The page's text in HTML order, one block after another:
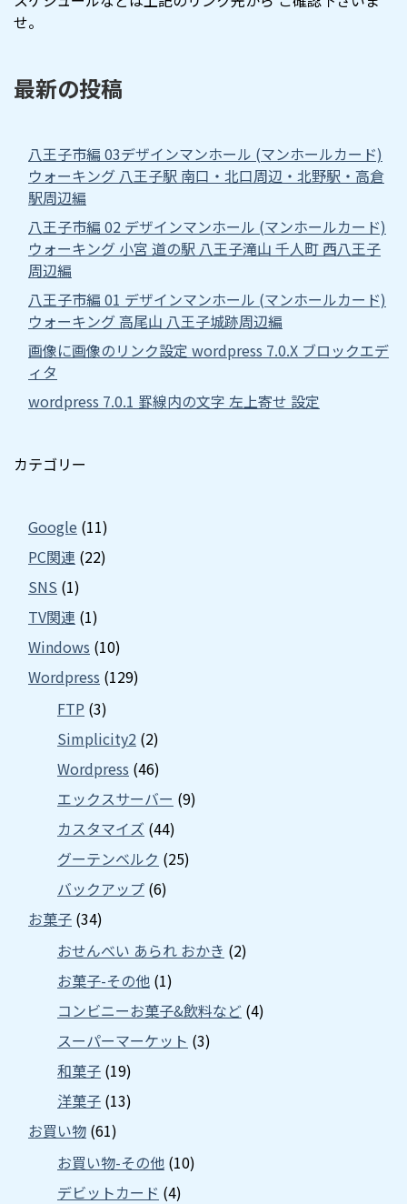
せ。
最新の投稿
八王子市編 03デザインマンホール (マンホールカード)
ウォーキング 八王子駅 南口・北口周辺・北野駅・高倉
駅周辺編
八王子市編 02 デザインマンホール (マンホールカード)
ウォーキング 小宮 道の駅 八王子滝山 千人町 西八王子
周辺編
八王子市編 01 デザインマンホール (マンホールカード)
ウォーキング 高尾山 八王子城跡周辺編
画像に画像のリンク設定 wordpress 7.0.X ブロックエデ
ィタ
wordpress 7.0.1 罫線内の文字 左上寄せ 設定
カテゴリー
Google (11)
PC関連 (22)
SNS (1)
TV関連 (1)
Windows (10)
Wordpress (129)
FTP (3)
Simplicity2 (2)
Wordpress (46)
エックスサーバー (9)
カスタマイズ (44)
グーテンベルク (25)
バックアップ (6)
お菓子 (34)
おせんべい あられ おかき (2)
お菓子-その他 (1)
コンビニーお菓子&飲料など (4)
スーパーマーケット (3)
和菓子 (19)
洋菓子 (13)
お買い物 (61)
お買い物-その他 (10)
デビットカード (4)